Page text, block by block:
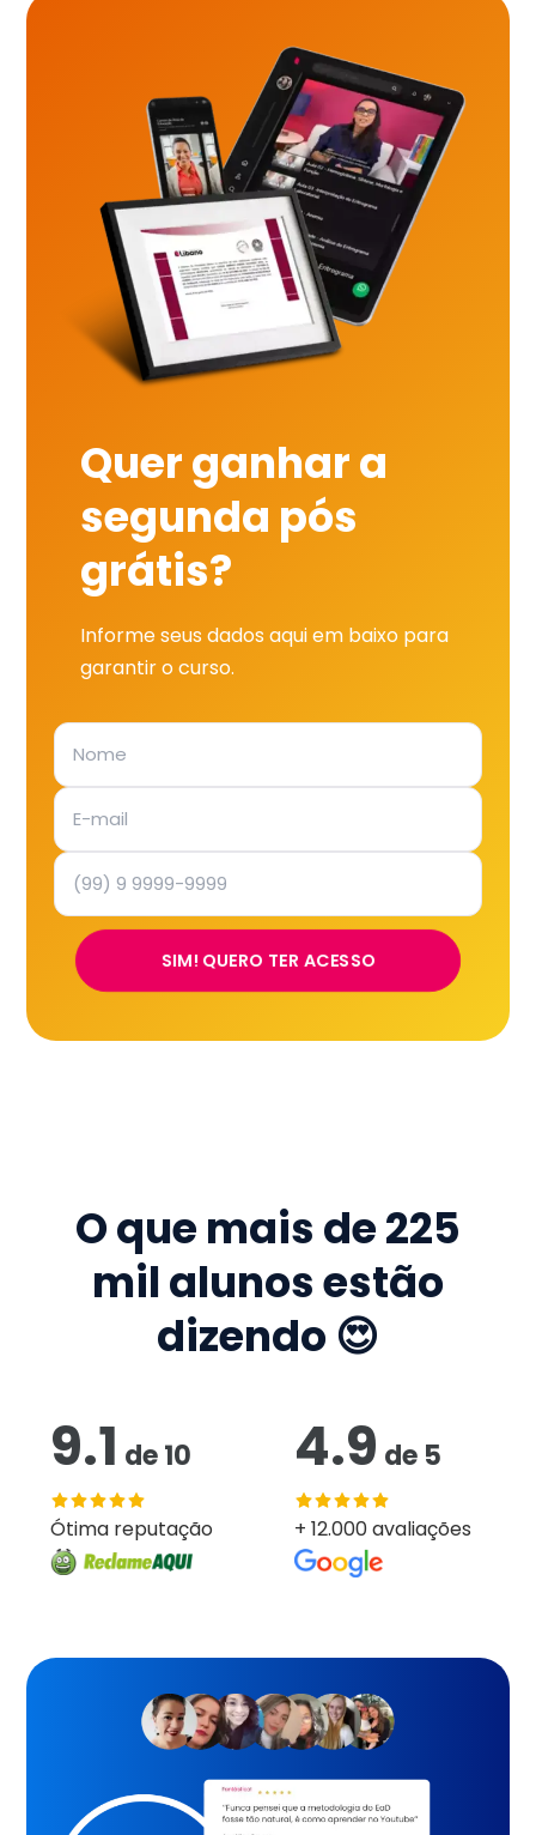
Quer ganhar a
segunda pós
grátis?
Informe seus dados aqui em baixo para
garantir o curso.
SIM! QUERO TER ACESSO
O que mais de225
mil alunos estão
dizendo 😍
9.1 de10
Ótima reputação
4.9 de 5
+ 12.000 avaliações